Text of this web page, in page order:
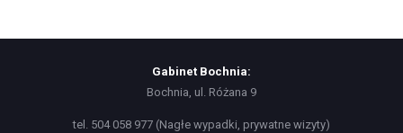
Gabinet Bochnia:
Bochnia, ul. Różana 9
tel. 504 058 977 (Nagłe wypadki, prywatne wizyty)